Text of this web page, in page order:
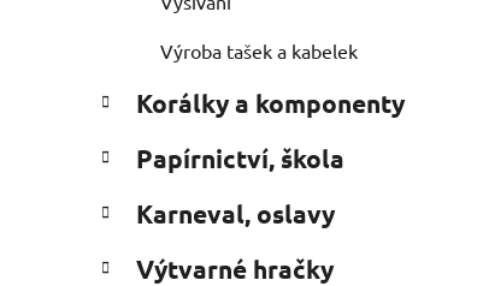
Výroba tašek a kabelek
Korálky a komponenty
Papírnictví, škola
Karneval, oslavy
Výtvarné hračky